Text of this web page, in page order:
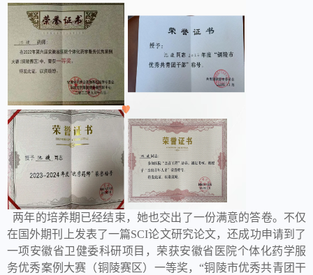
两年的培养期已经结束，她也交出了一份满意的答卷。不仅
在国外期刊上发表了一篇SCI论文研究论文，还成功申请到了
一项安徽省卫健委科研项目，荣获安徽省医院个体化药学服
务优秀案例大赛（铜陵赛区）一等奖，“铜陵市优秀共青团干